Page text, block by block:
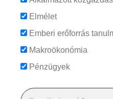
Elmélet
Emberi erőforrás
Makroökonómia
Pénzügyek